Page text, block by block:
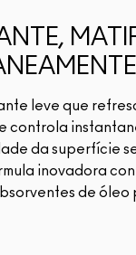
leve que
controla
da superfície
inovadora
de óleo